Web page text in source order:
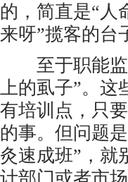
的，简直是“人
来呀”揽客的台
至于职能监
上的虱子”。这
有培训点，只
的事。但问题
灸速成班”，就